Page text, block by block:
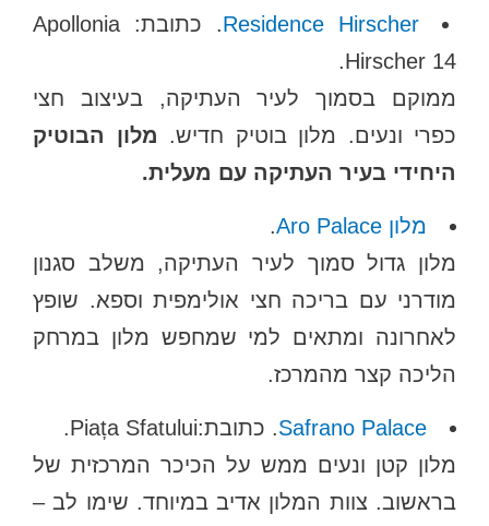
Residence Hirscher
. כתובת: Apollonia
Hirscher 14.
ממוקם בסמוך לעיר העתיקה, בעיצוב חצי
כפרי ונעים. מלון בוטיק חדיש. מלון הבוטיק
היחידי בעיר העתיקה עם מעלית.
מלון Aro Palace
.
מלון גדול סמוך לעיר העתיקה, משלב סגנון
מודרני עם בריכה חצי אולימפית וספא. שופץ
לאחרונה ומתאים למי שמחפש מלון במרחק
הליכה קצר מהמרכז.
Safrano Palace. כתובת:Piața Sfatului.
מלון קטן ונעים ממש על הכיכר המרכזית של
בראשוב. צוות המלון אדיב במיוחד. שימו לב –